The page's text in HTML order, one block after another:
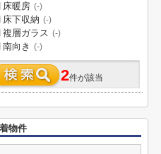
床暖房 (-)
床下収納 (-)
複層ガラス (-)
南向き (-)
2件が該当
物件